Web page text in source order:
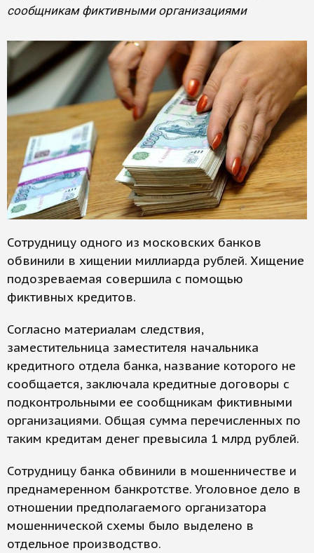
сообщникам фиктивными организациями
Сотрудницу одного из московских банков
обвинили в хищении миллиарда рублей. Хищение
подозреваемая совершила с помощью
фиктивных кредитов.
Согласно материалам следствия,
заместительница заместителя начальника
кредитного отдела банка, название которого не
сообщается, заключала кредитные договоры с
подконтрольными ее сообщникам фиктивными
организациями. Общая сумма перечисленных по
таким кредитам денег превысила 1 млрд рублей.
Сотрудницу банка обвинили в мошенничестве и
преднамеренном банкротстве. Уголовное дело в
отношении предполагаемого организатора
мошеннической схемы было выделено в
отдельное производство.